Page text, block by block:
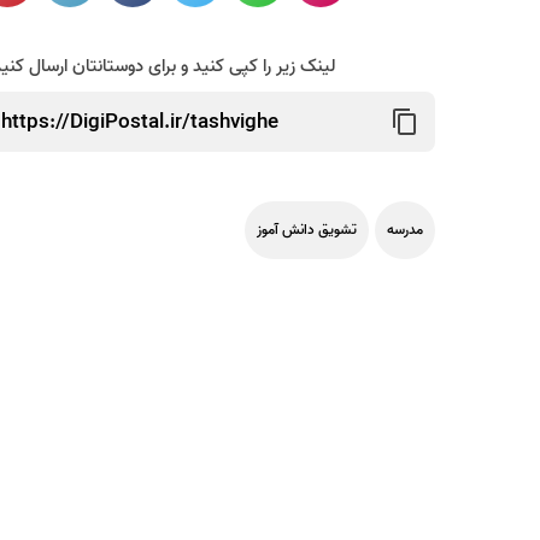
لینک زیر را کپی کنید و برای دوستانتان ارسال
مدرسه تشویق دانش آموز